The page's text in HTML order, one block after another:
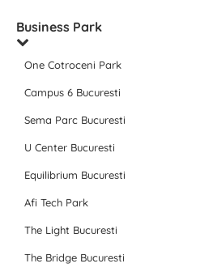
Business Park
One Cotroceni Park
Campus 6 Bucuresti
Sema Parc Bucuresti
U Center Bucuresti
Equilibrium Bucuresti
Afi Tech Park
The Light Bucuresti
The Bridge Bucuresti